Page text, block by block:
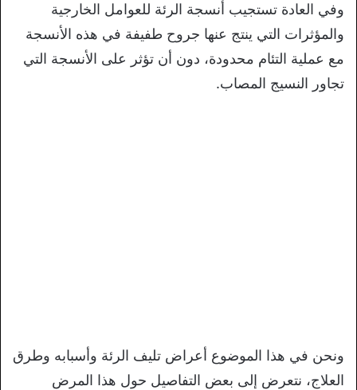
وفي العادة تستجيب أنسجة الرئة للعوامل الخارجية
والمؤثرات التي ينتج عنها جروح طفيفة في هذه الأنسجة
مع عملية التئام محدودة، دون أن تؤثر على الأنسجة التي
تجاور النسيج المصاب.
ونحن في هذا الموضوع أعراض تليف الرئة وأسبابه وطرق
العلاج، نتعرض إلى بعض التفاصيل حول هذا المرض